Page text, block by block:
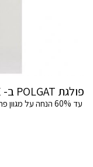
פולגת POLGAT ב- FINAL SALE .
עד 60% הנחה על מגוון פריטים מקולקציית החורף.